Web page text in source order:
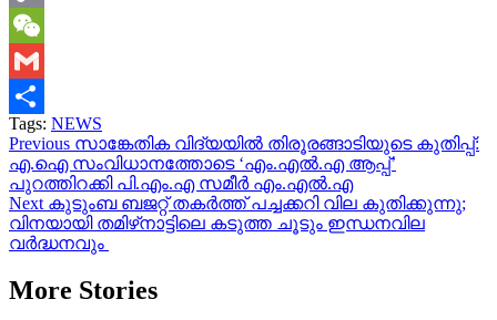
Copy
Link
WeChat
Gmail
Share
Tags: NEWS
Continue
Reading
Previous സാങ്കേതിക വിദ്യയിൽ തിരൂരങ്ങാടിയുടെ കുതിപ്പ്:
എ.ഐ സംവിധാനത്തോടെ ‘എം.എൽ.എ ആപ്പ്’
പുറത്തിറക്കി പി.എം.എ സമീർ എം.എൽ.എ
Next കുടുംബ ബജറ്റ് തകർത്ത് പച്ചക്കറി വില കുതിക്കുന്നു;
വിനയായി തമിഴ്‌നാട്ടിലെ കടുത്ത ചൂടും ഇന്ധനവില
വർദ്ധനവും
More Stories